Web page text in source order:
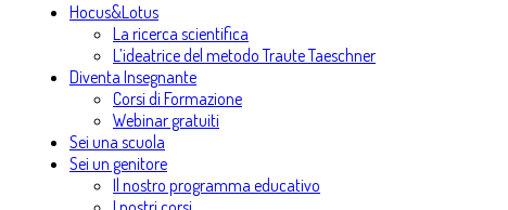
Hocus&Lotus
La ricerca scientifica
L’ideatrice del metodo Traute Taeschner
Diventa Insegnante
Corsi di Formazione
Webinar gratuiti
Sei una scuola
Sei un genitore
Il nostro programma educativo